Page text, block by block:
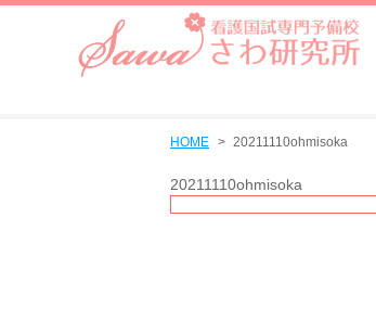
HOME 20211110ohmisoka
20211110ohmisoka